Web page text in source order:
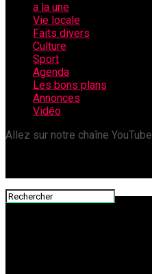
a la une
Vie locale
Faits divers
Culture
Sport
Agenda
Les bons plans
Annonces
Vidéo
Allez sur notre chaîne YouTube